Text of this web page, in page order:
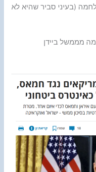
(בעיני סביר שהיא לא